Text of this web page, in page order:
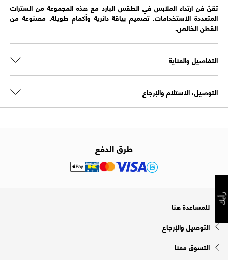
تقنَّ فن ارتداء الملابس في الطقس البارد مع هذه المجموعة من السترات
المتعددة الاستخدامات. تصميم بياقة دائرية وأكمام طويلة. مصنوعة من
القطن الخالص.
التفاصيل والعناية
التوصيل، الاستلام والإرجاع
طرق الدفع
للمساعدة هنا
التوصيل والإرجاع
التسوق معنا
رأيك